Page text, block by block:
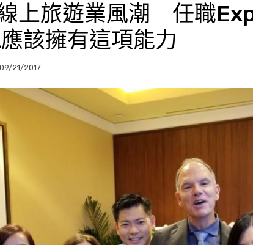
上旅遊業風潮 任職
該擁有這項能力
09/21/2017